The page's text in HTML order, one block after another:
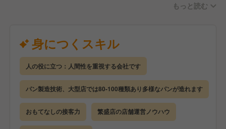
②パン販売
・おもてなしの接客
・フェア・イベント等の販促企画
・店内・ディスプレイ等の演出
・パンの美味しい食べ方や魅力、食文化等を提案
・顧客管理システムを活用したファンづくり
もっと読む
身につくスキル
人の役に立つ：人間性を重視する会社です
パン製造技術、大型店では80-100種類あり多様なパンが造れます
おもてなしの接客力 繁盛店の店舗運営ノウハウ